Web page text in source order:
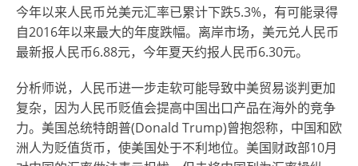
今年以来人民币兑美元汇率已累计下跌5.3%，有可能录得
自2016年以来最大的年度跌幅。离岸市场，美元兑人民币
最新报人民币6.88元，今年夏天约报人民币6.30元。
分析师说，人民币进一步走软可能导致中美贸易谈判更加
复杂，因为人民币贬值会提高中国出口产品在海外的竞争
力。美国总统特朗普(Donald Trump)曾抱怨称，中国和欧
洲人为贬值货币，使美国处于不利地位。美国财政部10月